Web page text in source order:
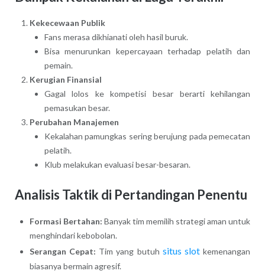
Kekecewaan Publik
Fans merasa dikhianati oleh hasil buruk.
Bisa menurunkan kepercayaan terhadap pelatih dan
pemain.
Kerugian Finansial
Gagal lolos ke kompetisi besar berarti kehilangan
pemasukan besar.
Perubahan Manajemen
Kekalahan pamungkas sering berujung pada pemecatan
pelatih.
Klub melakukan evaluasi besar-besaran.
Analisis Taktik di Pertandingan Penentu
Formasi Bertahan: Banyak tim memilih strategi aman untuk
menghindari kebobolan.
Serangan Cepat: Tim yang butuh situs slotkemenangan
biasanya bermain agresif.